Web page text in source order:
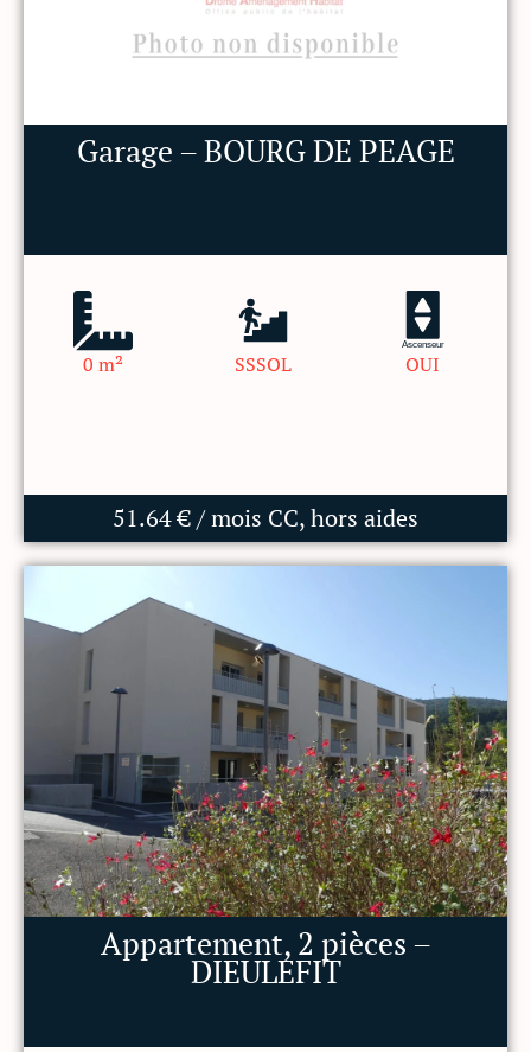
Garage – BOURG DE PEAGE
0 m² SSSOL
Ascenseur
OUI
51.64 € / mois CC, hors aides
Appartement, 2 pièces –
DIEULEFIT